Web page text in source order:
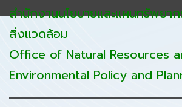
สำนักงานนโยบายและแผนทรัพยา
สิ่งแวดล้อม
Office of Natural Resources
Environmental Policy and